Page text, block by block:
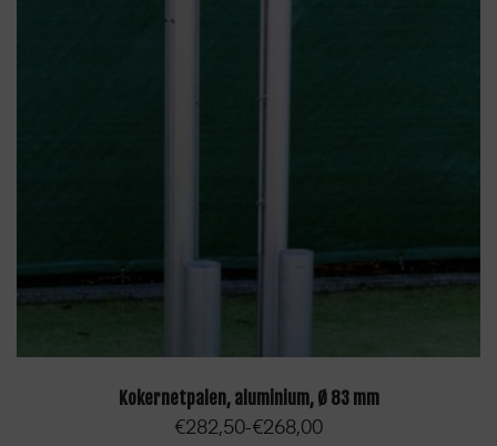
OPTIES SELECTEREN
Kokernetpalen, aluminium, Ø 83 mm
€268,00
-
€282,50